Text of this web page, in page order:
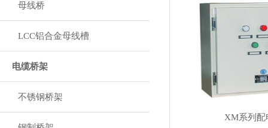
母线桥
LCC铝合金母线槽
电缆桥架
不锈钢桥架
XM系列配